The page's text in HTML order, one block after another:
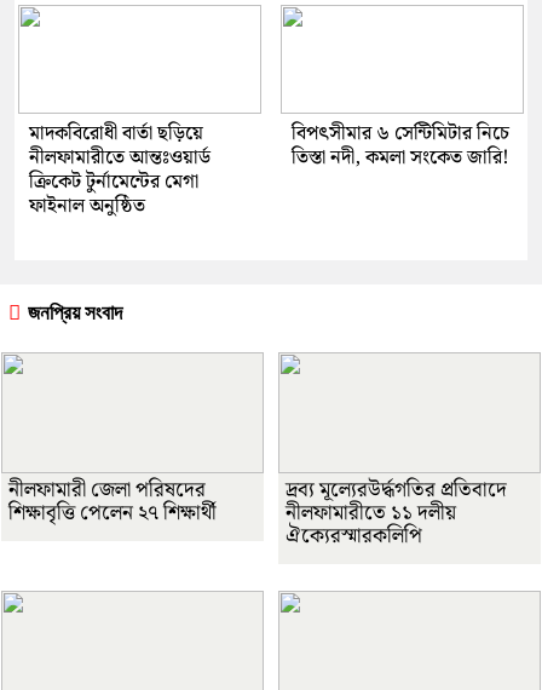
মাদকবিরোধী বার্তা ছড়িয়ে
নীলফামারীতে আন্তঃওয়ার্ড
ক্রিকেট টুর্নামেন্টের মেগা
ফাইনাল অনুষ্ঠিত
বিপৎসীমার ৬ সেন্টিমিটার নিচে
তিস্তা নদী, কমলা সংকেত জারি!
জনপ্রিয় সংবাদ
নীলফামারী জেলা পরিষদের
শিক্ষাবৃত্তি পেলেন ২৭ শিক্ষার্থী
দ্রব্য মূল্যেরউর্দ্ধগতির প্রতিবাদে
নীলফামারীতে ১১ দলীয়
ঐক্যেরস্মারকলিপি